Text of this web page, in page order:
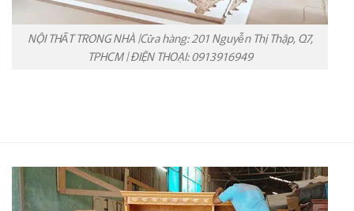
NỘI THẤT TRONG NHÀ |Cửa hàng: 201 Nguyễn Thị Thập, Q7,
TPHCM | ĐIỆN THOẠI: 0913916949